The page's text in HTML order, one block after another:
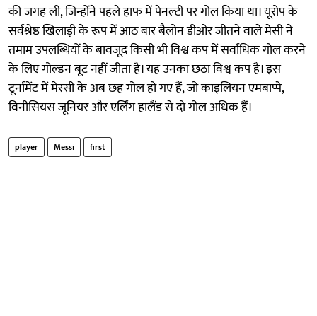
की जगह ली, जिन्होंने पहले हाफ में पेनल्टी पर गोल किया था। यूरोप के
सर्वश्रेष्ठ खिलाड़ी के रूप में आठ बार बैलोन डीओर जीतने वाले मेसी ने
तमाम उपलब्धियों के बावजूद किसी भी विश्व कप में सर्वाधिक गोल करने
के लिए गोल्डन बूट नहीं जीता है। यह उनका छठा विश्व कप है। इस
टूर्नामेंट में मेस्सी के अब छह गोल हो गए हैं, जो काइलियन एमबाप्पे,
विनीसियस जूनियर और एर्लिंग हालैंड से दो गोल अधिक हैं।
player Messi first